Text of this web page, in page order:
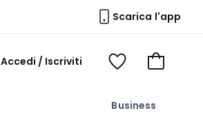
Scarica l'app
Business
Accedi / Iscriviti
Voir
Vai